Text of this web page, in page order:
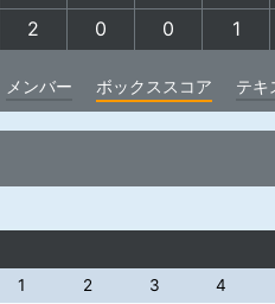
2 0 0 1
メンバー ボックススコア テキ
1 2 3 4